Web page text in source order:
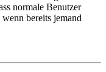
normale Benutzer
bereits jemand